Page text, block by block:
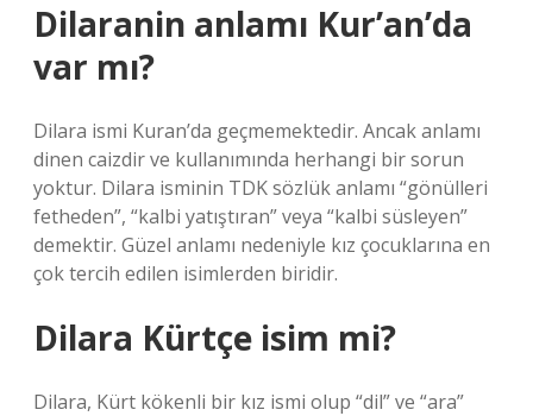
Dilaranin anlamı Kur’an’da
var mı?
Dilara ismi Kuran’da geçmemektedir. Ancak anlamı
dinen caizdir ve kullanımında herhangi bir sorun
yoktur. Dilara isminin TDK sözlük anlamı “gönülleri
fetheden”, “kalbi yatıştıran” veya “kalbi süsleyen”
demektir. Güzel anlamı nedeniyle kız çocuklarına en
çok tercih edilen isimlerden biridir.
Dilara Kürtçe isim mi?
Dilara, Kürt kökenli bir kız ismi olup “dil” ve “ara”